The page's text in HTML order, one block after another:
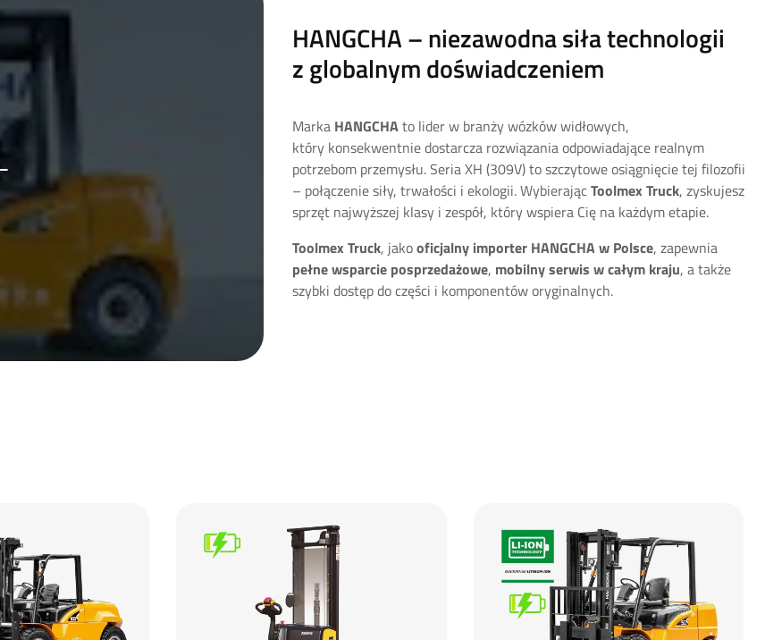
HANGCHA – niezawodna siła technologii
z globalnym doświadczeniem
Marka HANGCHAto lider w branży wózków widłowych,
który konsekwentnie dostarcza rozwiązania odpowiadające realnym
potrzebom przemysłu. Seria XH (309V) to szczytowe osiągnięcie tej filozofii
– połączenie siły, trwałości i ekologii. WybierającToolmex Truck, zyskujesz
sprzęt najwyższej klasy i zespół, który wspiera Cię na każdym etapie.
Toolmex Truck, jakooficjalny importer HANGCHA w Polsce, zapewnia
pełne wsparcie posprzedażowe, mobilny serwis w całym kraju, a także
szybki dostęp do części i komponentów oryginalnych.